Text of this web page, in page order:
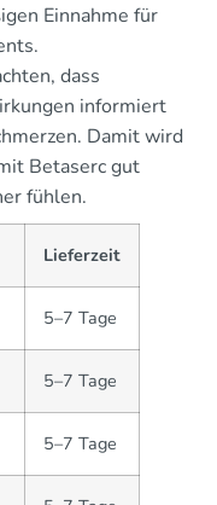
Einnahme für
dass
informiert
Damit wird
Betaserc gut
fühlen.
Lieferzeit
5–7 Tage
5–7 Tage
5–7 Tage